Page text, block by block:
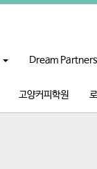
Dream Partners
고양커피학원